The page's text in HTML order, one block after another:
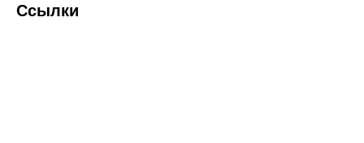
Ссылки